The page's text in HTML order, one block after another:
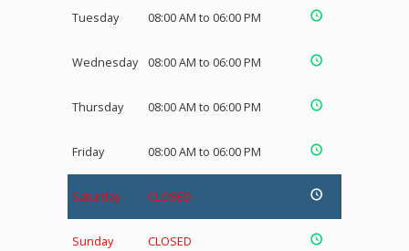
Tuesday 08:00 AM to 06:00 PM
Wednesday 08:00 AM to 06:00 PM
Thursday 08:00 AM to 06:00 PM
Friday 08:00 AM to 06:00 PM
Saturday CLOSED
Sunday CLOSED